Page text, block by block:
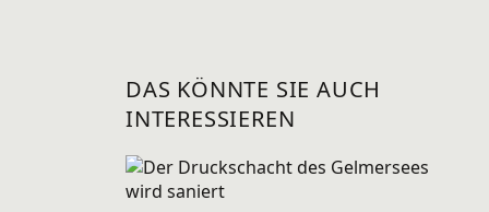
DAS KÖNNTE SIE AUCH
INTERESSIEREN